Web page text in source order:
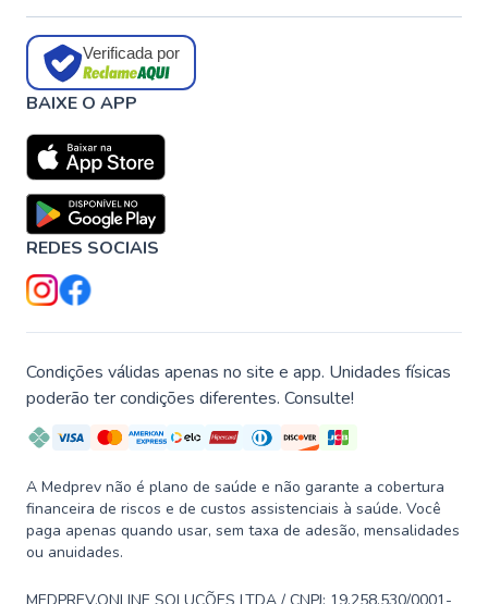
Verificada por
BAIXE O APP
REDES SOCIAIS
Condições válidas apenas no site e app. Unidades físicas
poderão ter condições diferentes. Consulte!
A Medprev não é plano de saúde e não garante a cobertura
financeira de riscos e de custos assistenciais à saúde. Você
paga apenas quando usar, sem taxa de adesão, mensalidades
ou anuidades.